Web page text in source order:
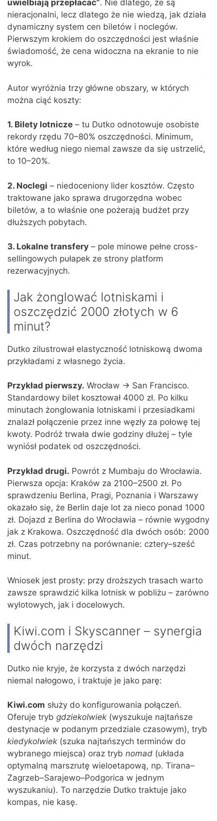
uwielbiają przepłacać”. Nie dlatego, że są
nieracjonalni, lecz dlatego że nie wiedzą, jak działa
dynamiczny system cen biletów i noclegów.
Pierwszym krokiem do oszczędności jest właśnie
świadomość, że cena widoczna na ekranie to nie
wyrok.
Autor wyróżnia trzy główne obszary, w których
można ciąć koszty:
1. Bilety lotnicze – tu Dutko odnotowuje osobiste
rekordy rzędu 70–80% oszczędności. Minimum,
które według niego niemal zawsze da się ustrzelić,
to 10–20%.
2. Noclegi – niedoceniony lider kosztów. Często
traktowane jako sprawa drugorzędna wobec
biletów, a to właśnie one pożerają budżet przy
dłuższych pobytach.
3. Lokalne transfery – pole minowe pełne cross-
sellingowych pułapek ze strony platform
rezerwacyjnych.
Jak żonglować lotniskami i
oszczędzić 2000 złotych w 6
minut?
Dutko zilustrował elastyczność lotniskową dwoma
przykładami z własnego życia.
Przykład pierwszy. Wrocław → San Francisco.
Standardowy bilet kosztował 4000 zł. Po kilku
minutach żonglowania lotniskami i przesiadkami
znalazł połączenie przez inne węzły za połowę tej
kwoty. Podróż trwała dwie godziny dłużej – tyle
wyniósł podatek od oszczędności.
Przykład drugi. Powrót z Mumbaju do Wrocławia.
Pierwsza opcja: Kraków za 2100–2500 zł. Po
sprawdzeniu Berlina, Pragi, Poznania i Warszawy
okazało się, że Berlin daje lot za nieco ponad 1000
zł. Dojazd z Berlina do Wrocławia – równie wygodny
jak z Krakowa. Oszczędność dla dwóch osób: 2000
zł. Czas potrzebny na porównanie: cztery–sześć
minut.
Wniosek jest prosty: przy droższych trasach warto
zawsze sprawdzić kilka lotnisk w pobliżu – zarówno
wylotowych, jak i docelowych.
Kiwi.com i Skyscanner – synergia
dwóch narzędzi
Dutko nie kryje, że korzysta z dwóch narzędzi
niemal nałogowo, i traktuje je jako parę:
Kiwi.com służy do konfigurowania połączeń.
Oferuje tryb gdziekolwiek (wyszukuje najtańsze
destynacje w podanym przedziale czasowym), tryb
kiedykolwiek (szuka najtańszych terminów do
wybranego miejsca) oraz tryb nomad (układa
optymalną marszrutę wieloetapową, np. Tirana–
Zagrzeb–Sarajewo–Podgorica w jednym
wyszukaniu). To narzędzie Dutko traktuje jako
kompas, nie kasę.